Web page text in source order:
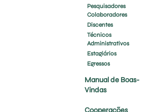
Pesquisadores
Colaboradores
Discentes
Técnicos
Administrativos
Estagiários
Egressos
Manual de Boas-
Vindas
Cooperações